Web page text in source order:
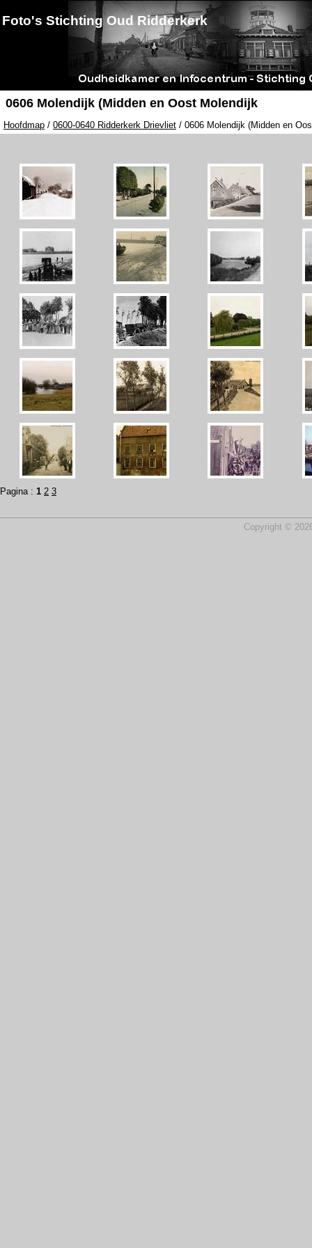
Foto's Stichting Oud Ridderkerk
0606 Molendijk (Midden en Oost Molendijk
Hoofdmap / 0600-0640 Ridderkerk Drievliet / 0606 Molendijk (Midden en
Pagina : 1 2 3
Copyright ©